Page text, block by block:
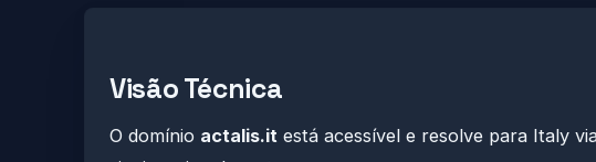
Visão Técnica
O domínio actalis.it está acessível e resolve para Italy